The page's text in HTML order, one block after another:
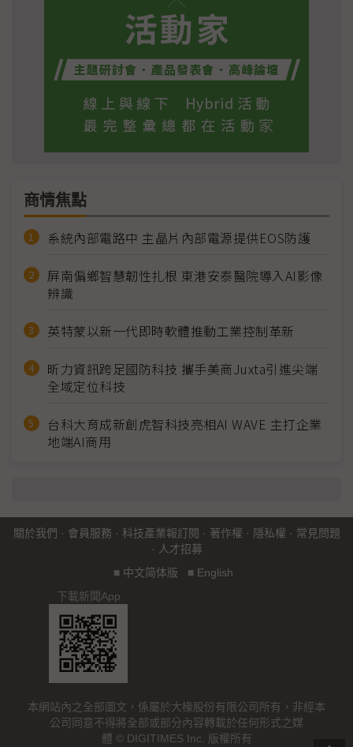
商情焦點
系統內部電路中 主晶片內部電源提供EOS防護
屏南偏鄉智慧韌性扎根 東港安泰醫院導入AI影像
辨識
英特蒙以新一代即時軟體推動工業控制革新
昕力資訊跨足國防科技 攜手美商Juxta引進尖端
全域定位科技
台科大育成新創虎智科技亮相AI WAVE 主打企業
地端AI商用
關於我們 · 會員服務 · 科技產業報訂閱 · 著作權 · 隱私權 · 常見問題
· 人才招募
■ 中文简体版 ■ English
下載新聞App
本網站內之全部圖文，係屬於大椽股份有限公司所有，非經本
公司同意不得將全部或部分內容轉載於任何形式之媒
體 © DIGITIMES Inc. 版權所有